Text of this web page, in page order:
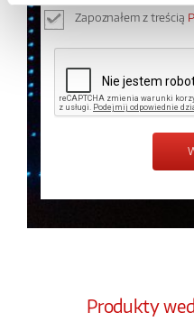
Zapoznałem z treścią
Produkty